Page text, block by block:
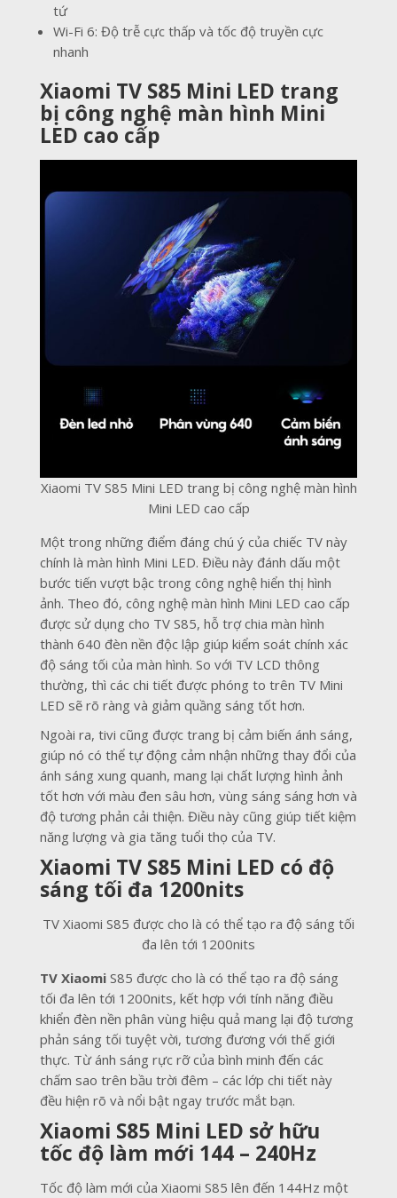
tứ
Wi-Fi 6: Độ trễ cực thấp và tốc độ truyền cực
nhanh
Xiaomi TV S85 Mini LED trang
bị công nghệ màn hình Mini
LED cao cấp
Xiaomi TV S85 Mini LED trang bị công nghệ màn hình
Mini LED cao cấp
Một trong những điểm đáng chú ý của chiếc TV này
chính là màn hình Mini LED. Điều này đánh dấu một
bước tiến vượt bậc trong công nghệ hiển thị hình
ảnh. Theo đó, công nghệ màn hình Mini LED cao cấp
được sử dụng cho TV S85, hỗ trợ chia màn hình
thành 640 đèn nền độc lập giúp kiểm soát chính xác
độ sáng tối của màn hình. So với TV LCD thông
thường, thì các chi tiết được phóng to trên TV Mini
LED sẽ rõ ràng và giảm quầng sáng tốt hơn.
Ngoài ra, tivi cũng được trang bị cảm biến ánh sáng,
giúp nó có thể tự động cảm nhận những thay đổi của
ánh sáng xung quanh, mang lại chất lượng hình ảnh
tốt hơn với màu đen sâu hơn, vùng sáng sáng hơn và
độ tương phản cải thiện. Điều này cũng giúp tiết kiệm
năng lượng và gia tăng tuổi thọ của TV.
Xiaomi TV S85 Mini LED có độ
sáng tối đa 1200nits
TV Xiaomi S85 được cho là có thể tạo ra độ sáng tối
đa lên tới 1200nits
TV Xiaomi S85 được cho là có thể tạo ra độ sáng
tối đa lên tới 1200nits, kết hợp với tính năng điều
khiển đèn nền phân vùng hiệu quả mang lại độ tương
phản sáng tối tuyệt vời, tương đương với thế giới
thực. Từ ánh sáng rực rỡ của bình minh đến các
chấm sao trên bầu trời đêm – các lớp chi tiết này
đều hiện rõ và nổi bật ngay trước mắt bạn.
Xiaomi S85 Mini LED sở hữu
tốc độ làm mới 144 – 240Hz
Tốc độ làm mới của Xiaomi S85 lên đến 144Hz một